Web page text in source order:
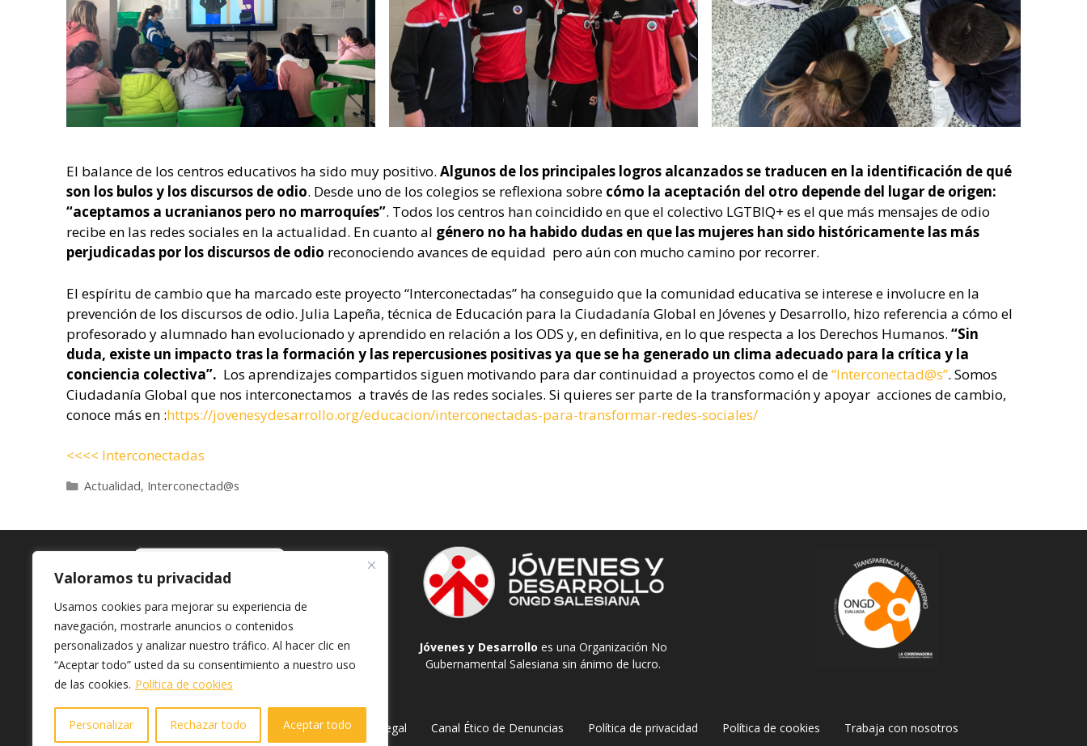
Valoramos tu privacidad
Usamos cookies para mejorar su experiencia de
navegación, mostrarle anuncios o contenidos
personalizados y analizar nuestro tráfico. Al hacer clic en
“Aceptar todo” usted da su consentimiento a nuestro uso
de las cookies. Política de cookies
Personalizar Rechazar todo Aceptar todo
El balance de los centros educativos ha sido muy positivo. Algunos de los principales logros alcanzados se traducen en la identificación de qué
son los bulos y los discursos de odio. Desde uno de los colegios se reflexiona sobre cómo la aceptación del otro depende del lugar de origen:
“aceptamos a ucranianos pero no marroquíes”. Todos los centros han coincidido en que el colectivo LGTBIQ+ es el que más mensajes de odio
recibe en las redes sociales en la actualidad. En cuanto al género no ha habido dudas en que las mujeres han sido históricamente las más
perjudicadas por los discursos de odio reconociendo avances de equidad pero aún con mucho camino por recorrer.
El espíritu de cambio que ha marcado este proyecto “Interconectadas” ha conseguido que la comunidad educativa se interese e involucre en la
prevención de los discursos de odio. Julia Lapeña, técnica de Educación para la Ciudadanía Global en Jóvenes y Desarrollo, hizo referencia a cómo el
profesorado y alumnado han evolucionado y aprendido en relación a los ODS y, en definitiva, en lo que respecta a los Derechos Humanos. “Sin
duda, existe un impacto tras la formación y las repercusiones positivas ya que se ha generado un clima adecuado para la crítica y la
conciencia colectiva”. Los aprendizajes compartidos siguen motivando para dar continuidad a proyectos como el de“Interconectad@s”. Somos
Ciudadanía Global que nos interconectamos a través de las redes sociales. Si quieres ser parte de la transformación y apoyar acciones de cambio,
conoce más en :https://jovenesydesarrollo.org/educacion/interconectadas-para-transformar-redes-sociales/
<<<< Interconectadas
Categorías
Actualidad, Interconectad@s
EnJóvenes y Desarrollo
tenemos un firme compromiso
con la transparencia y el buen gobierno
Jóvenes y Desarrollo es una Organización No
Gubernamental Salesiana sin ánimo de lucro.
Inicio Contacto Mapa del sitio Aviso legal Canal Ético de Denuncias Política de privacidad Política de cookies Trabaja con nosotros